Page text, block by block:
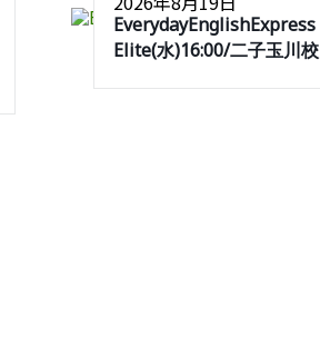
EverydayEnglishExpress
Elite(水)16:00/二子玉川校